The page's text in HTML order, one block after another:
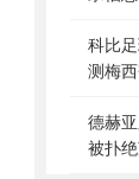
科比
测梅
德赫
被扑